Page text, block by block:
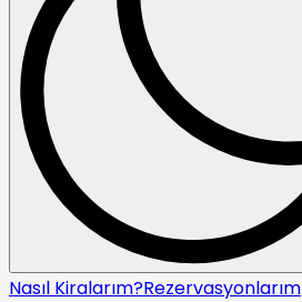
Nasıl Kiralarım?Rezervasyonlarım